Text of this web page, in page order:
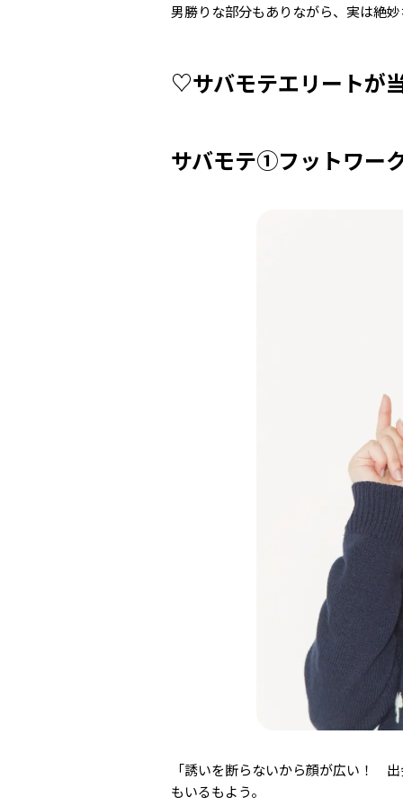
男勝りな部分もありながら、実は絶
♡サバモテエリートが
サバモテ①フットワー
「誘いを断らないから顔が広い！
もいるもよう。